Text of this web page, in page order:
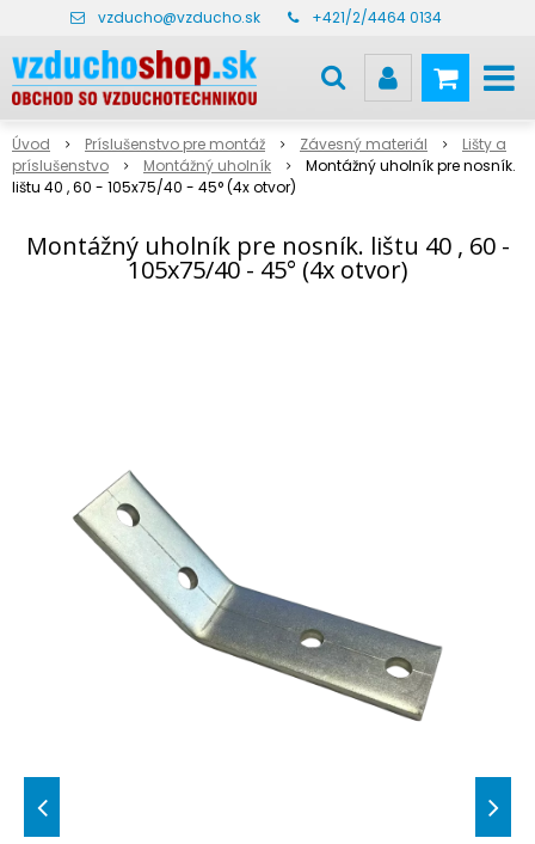
vzducho@vzducho.sk +421/2/4464 0134
Úvod Príslušenstvo pre montáž Závesný materiál
Lišty a
príslušenstvo
Montážný uholník
Montážný uholník pre nosník.
lištu 40 , 60 - 105x75/40 - 45° (4x otvor)
Montážný uholník pre nosník. lištu 40 , 60 -
105x75/40 - 45° (4x otvor)